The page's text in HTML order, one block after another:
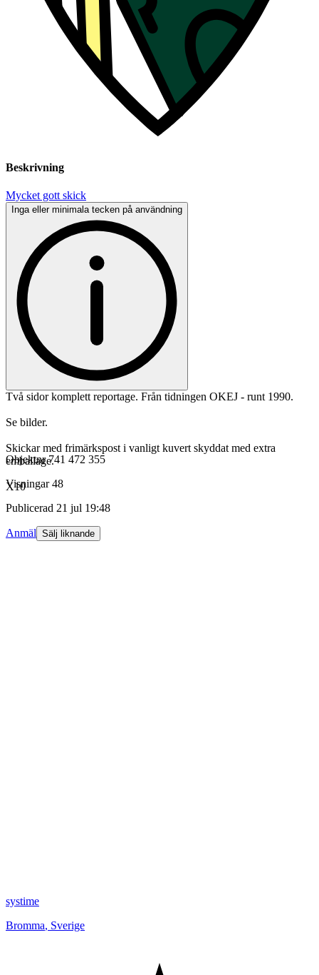
Beskrivning
Mycket gott skick
Inga eller minimala tecken på användning
Två sidor komplett reportage. Från tidningen OKEJ - runt 1990.
Se bilder.
Skickar med frimärkspost i vanligt kuvert skyddat med extra
emballage.
X10
Objektnr 741 472 355
Visningar 48
Publicerad 21 jul 19:48
Anmäl Sälj liknande
systime
Bromma, Sverige